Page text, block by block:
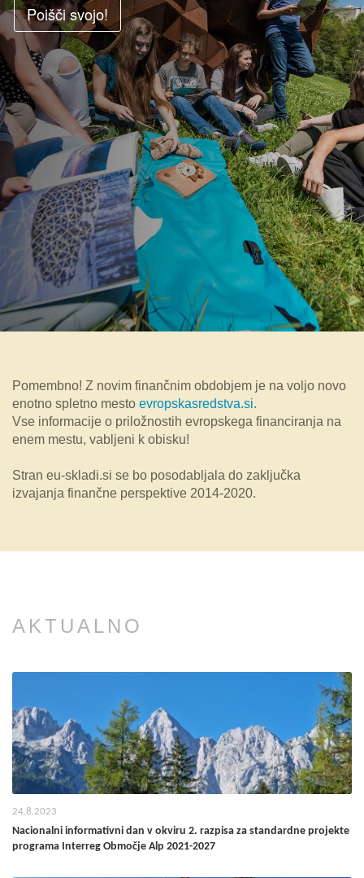
Po 2020
Seznam projektov
Blog
Poišči svojo!
Pomembno! Z novim finančnim obdobjem je na voljo novo
enotno spletno mesto evropskasredstva.si.
Vse informacije o priložnostih evropskega financiranja na
enem mestu, vabljeni k obisku!
Stran eu-skladi.si se bo posodabljala do zaključka
izvajanja finančne perspektive 2014-2020.
AKTUALNO
24.8.2023
Nacionalni informativni dan v okviru 2. razpisa za standardne projekte
programa Interreg Območje Alp 2021-2027